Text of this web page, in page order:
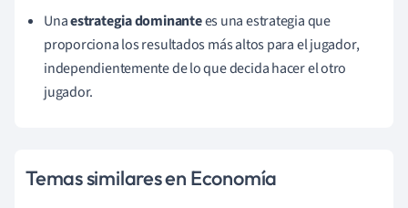
Unaestrategia dominantees una estrategia que
proporciona los resultados más altos para el jugador,
independientemente de lo que decida hacer el otro
jugador.
Temas similares en Economía